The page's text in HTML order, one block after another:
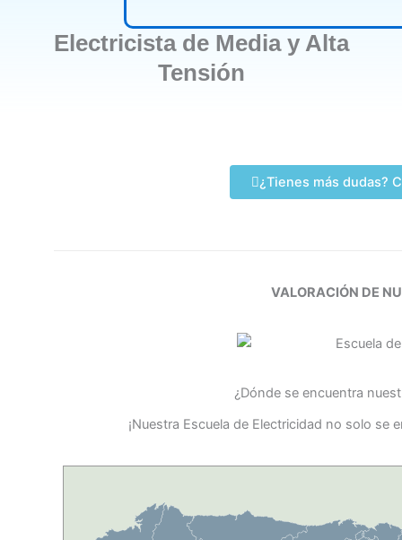
Electricista de Media y Alta
Tensión
¿Tienes más dudas?
VALORACIÓN DE
¿Dónde se encuentra
¡Nuestra Escuela de Electricidad no solo se